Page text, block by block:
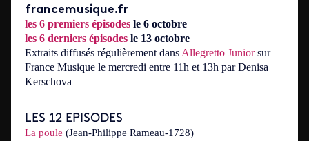
francemusique.fr
les 6 premiers épisodes le 6 octobre
les 6 derniers épisodes le 13 octobre
Extraits diffusés régulièrement dans Allegretto Juniorsur
France Musique le mercredi entre 11h et 13h par Denisa
Kerschova
LES 12 EPISODES
La poule (Jean-Philippe Rameau-1728)